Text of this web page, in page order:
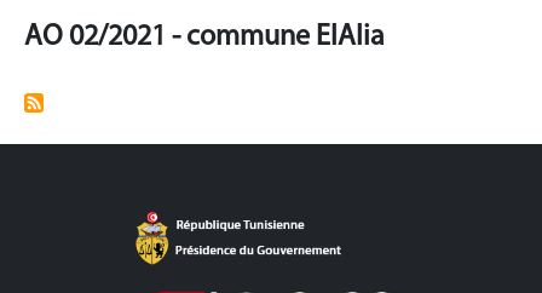
AO 02/2021 - commune ElAlia